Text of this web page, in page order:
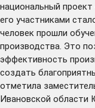
национальный
его участниками
человек прошли
производства. Это
эффективность
создать
отметила
Ивановской области